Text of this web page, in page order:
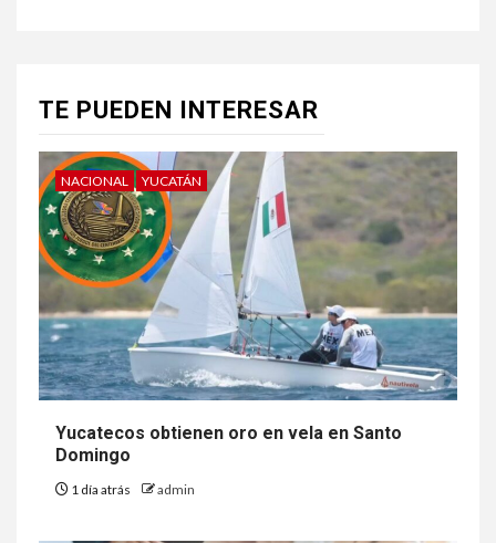
TE PUEDEN INTERESAR
NACIONAL YUCATÁN
Yucatecos obtienen oro en vela en Santo
Domingo
1 día atrás admin